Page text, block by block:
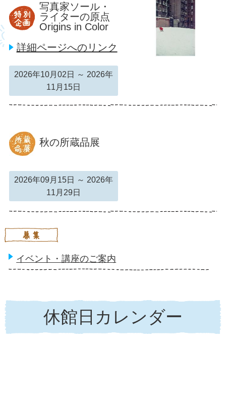
写真家ソール・
ライターの原点
Origins in Color
詳細ページへのリンク
2026年10月02日 ～ 2026年
11月15日
秋の所蔵品展
2026年09月15日 ～ 2026年
11月29日
イベント・講座のご案内
休館日カレンダー